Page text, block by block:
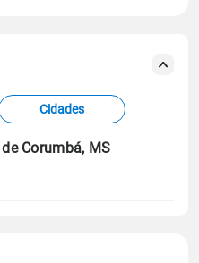
de estações
do Centro de Previsão
(CPTEC).
sobre os dados
Cidades
Corumbá, MS